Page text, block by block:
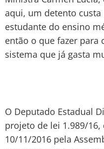
aqui, um detento custa
estudante do ensino
então o que fazer para
sistema que já gasta
O Deputado Estadual
projeto de lei 1.989/
10/11/2016 pela